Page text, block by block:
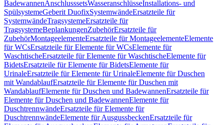
BadewannenAnschlusssetsWasseranschlüsseInstallations- und
SpülsystemeGeberit DuofixSystemwändeErsatzteile für
SystemwändeTragsystemeErsatzteile für
TragsystemeBeplankungenZubehörErsatzteile für
ZubehörMontageelementeErsatzteile für MontageelementeElemente
für WCsErsatzteile für Elemente für WCsElemente für
WaschtischeErsatzteile für Elemente für WaschtischeElemente für
BidetsErsatzteile für Elemente für BidetsElemente für
UrinaleErsatzteile für Elemente für UrinaleElemente für Duschen
mit WandablaufErsatzteile für Elemente für Duschen mit
WandablaufElemente für Duschen und BadewannenErsatzteile für
Elemente für Duschen und BadewannenElemente für
DuschtrennwändeErsatzteile für Elemente für
DuschtrennwändeElemente für AusgussbeckenErsatzteile für